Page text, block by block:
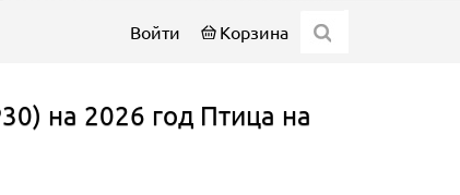
Войти Корзина
на 2026 год Птица на